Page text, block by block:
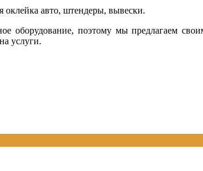
авто, штендеры, вывески.
поэтому мы предлагаем
услуги.